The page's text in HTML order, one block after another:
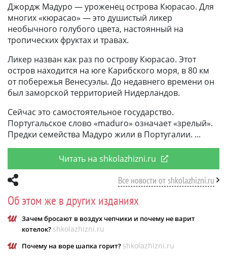
Джордж Мадуро — уроженец острова Кюрасао. Для
многих «кюрасао» — это душистый ликер
необычного голубого цвета, настоянный на
тропических фруктах и травах.
Ликер назван как раз по острову Кюрасао. Этот
остров находится на юге Карибского моря, в 80 км
от побережья Венесуэлы. До недавнего времени он
был заморской территорией Нидерландов.
Сейчас это самостоятельное государство.
Португальское слово «maduro» означает «зрелый».
Предки семейства Мадуро жили в Португалии.
Читать на shkolazhizni.ru
Все новости от shkolazhizni.ru
Об этом же в других изданиях
Зачем бросают в воздух чепчики и почему не варит
котелок? shkolazhizni.ru
Почему на воре шапка горит? shkolazhizni.ru